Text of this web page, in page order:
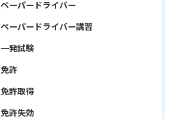
ペーパードライバー
ペーパードライバー講習
一発試験
免許
免許取得
免許失効